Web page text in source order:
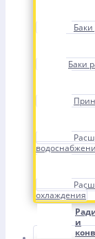
Баки
охлаждения
и